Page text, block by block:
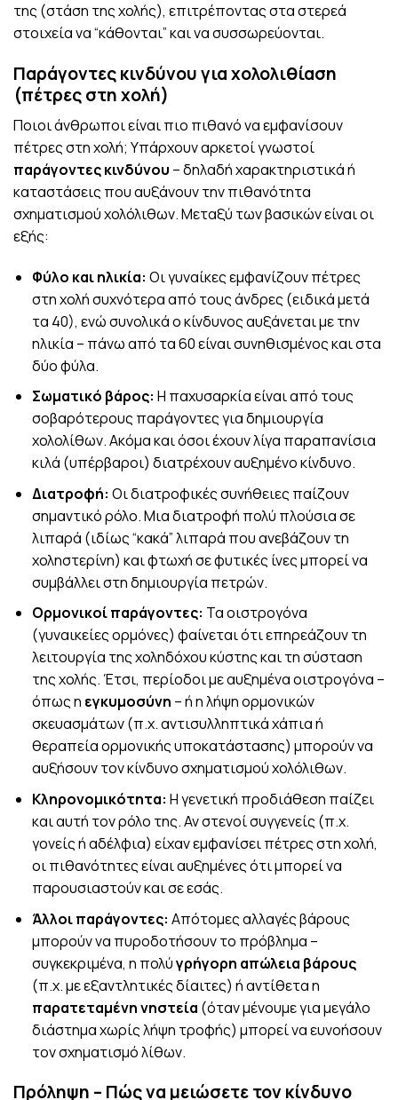
της (στάση της χολής), επιτρέποντας στα στερεά
στοιχεία να “κάθονται” και να συσσωρεύονται.
Παράγοντες κινδύνου για χολολιθίαση
(πέτρες στη χολή)
Ποιοι άνθρωποι είναι πιο πιθανό να εμφανίσουν
πέτρες στη χολή; Υπάρχουν αρκετοί γνωστοί
παράγοντες κινδύνου – δηλαδή χαρακτηριστικά ή
καταστάσεις που αυξάνουν την πιθανότητα
σχηματισμού χολόλιθων. Μεταξύ των βασικών είναι οι
εξής:
Φύλο και ηλικία: Οι γυναίκες εμφανίζουν πέτρες
στη χολή συχνότερα από τους άνδρες (ειδικά μετά
τα 40), ενώ συνολικά ο κίνδυνος αυξάνεται με την
ηλικία – πάνω από τα 60 είναι συνηθισμένος και στα
δύο φύλα.
Σωματικό βάρος: Η παχυσαρκία είναι από τους
σοβαρότερους παράγοντες για δημιουργία
χολολίθων. Ακόμα και όσοι έχουν λίγα παραπανίσια
κιλά (υπέρβαροι) διατρέχουν αυξημένο κίνδυνο.
Διατροφή: Οι διατροφικές συνήθειες παίζουν
σημαντικό ρόλο. Μια διατροφή πολύ πλούσια σε
λιπαρά (ιδίως “κακά” λιπαρά που ανεβάζουν τη
χοληστερίνη) και φτωχή σε φυτικές ίνες μπορεί να
συμβάλλει στη δημιουργία πετρών.
Ορμονικοί παράγοντες: Τα οιστρογόνα
(γυναικείες ορμόνες) φαίνεται ότι επηρεάζουν τη
λειτουργία της χοληδόχου κύστης και τη σύσταση
της χολής. Έτσι, περίοδοι με αυξημένα οιστρογόνα –
όπως η εγκυμοσύνη – ή η λήψη ορμονικών
σκευασμάτων (π.χ. αντισυλληπτικά χάπια ή
θεραπεία ορμονικής υποκατάστασης) μπορούν να
αυξήσουν τον κίνδυνο σχηματισμού χολόλιθων.
Κληρονομικότητα: Η γενετική προδιάθεση παίζει
και αυτή τον ρόλο της. Αν στενοί συγγενείς (π.χ.
γονείς ή αδέλφια) είχαν εμφανίσει πέτρες στη χολή,
οι πιθανότητες είναι αυξημένες ότι μπορεί να
παρουσιαστούν και σε εσάς.
Άλλοι παράγοντες: Απότομες αλλαγές βάρους
μπορούν να πυροδοτήσουν το πρόβλημα –
συγκεκριμένα, η πολύγρήγορη απώλεια βάρους
(π.χ. με εξαντλητικές δίαιτες) ή αντίθετα η
παρατεταμένη νηστεία (όταν μένουμε για μεγάλο
διάστημα χωρίς λήψη τροφής) μπορεί να ευνοήσουν
τον σχηματισμό λίθων.
Πρόληψη – Πώς να μειώσετε τον κίνδυνο